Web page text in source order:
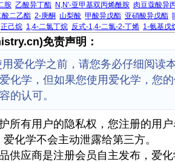
胺 乙酸异丁酯 N,N'-亚甲基双丙烯酰胺 肉豆蔻酸异
酸二乙酯 2-庚酮 山梨酸 甲酸异戊酯 亚硝酸异戊酯
正己烷 1,4-二氯丁烷 反式-1,4-二氯-2-丁烯 1-氨基戊
免责声明：
爱化学之前，请您务必仔细阅读
化学，但如果您使用爱化学，您
的认可。
所有用户的隐私权，您注册的用
化学不会主动泄露给第三方。
供应商是注册会员自主发布，爱